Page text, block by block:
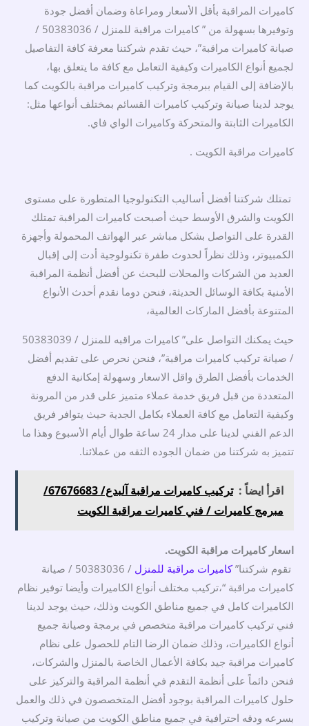
كاميرات المراقبة بأقل الأسعار ومراعاة وضمان أفضل جودة
وتوفيرها بسهولة من ” كاميرات مراقبة للمنزل / 50383036 /
صيانة كاميرات مراقبة”، حيث تقدم شركتنا معرفة كافة التفاصيل
لجميع أنواع الكاميرات وكيفية التعامل مع كافة ما يتعلق بها،
بالإضافة إلى القيام ببرمجة وتركيب كاميرات مراقبة بالكويت كما
يوجد لدينا صيانة وتركيب كاميرات القسائم بمختلف أنواعها مثل:
الكاميرات الثابتة والمتحركة وكاميرات الواي فاي.
كاميرات مراقبة الكويت .
تمتلك شركتنا أفضل أساليب التكنولوجيا المتطورة على مستوى
الكويت والشرق الأوسط حيث أصبحت كاميرات المراقبة تمتلك
القدرة على التواصل بشكل مباشر عبر الهواتف المحمولة وأجهزة
الكمبيوتر، وذلك نظراً لحدوث طفرة تكنولوجية أدت إلى إقبال
العديد من الشركات والمحلات للبحث عن أفضل أنظمة المراقبة
الأمنية بكافة الوسائل الحديثة، فنحن دوما نقدم أحدث الأنواع
المتنوعة بأفضل الماركات العالمية،
حيث يمكنك التواصل على” كاميرات مراقبه للمنزل / 50383039
/ صيانة تركيب كاميرات مراقبة”، فنحن نحرص على تقديم أفضل
الخدمات بأفضل الطرق واقل الاسعار وسهولة إمكانية الدفع
المتعددة من قبل فريق خدمة عملاء متميز على قدر من المرونة
وكيفية التعامل مع كافة العملاء بكامل الجدية حيث يتوافر فريق
الدعم الفني لدينا على مدار 24 ساعة طوال أيام الأسبوع وهذا ما
تتميز به شركتنا من ضمان الجوده الثقه من عملائنا.
اقرأ ايضاً :
تركيب كاميرات مراقبة آلبدع/ 67676683/
مبرمج كاميرات / فني كاميرات مراقبة الكويت
اسعار كاميرات مراقبة الكويت.
تقوم شركتنا”كاميرات مراقبة للمنزل
/ 50383036 / صيانة
كاميرات مراقبة “،تركيب مختلف أنواع الكاميرات وأيضا توفير نظام
الكاميرات كامل في جميع مناطق الكويت وذلك، حيث يوجد لدينا
فني تركيب كاميرات مراقبة متخصص في برمجة وصيانة جميع
أنواع الكاميرات، وذلك ضمان الرضا التام للحصول على نظام
كاميرات مراقبة جيد بكافة الأعمال الخاصة بالمنزل والشركات،
فنحن دائماً على أنظمة التقدم في أنظمة المراقبة والتركيز على
حلول كاميرات المراقبة بوجود أفضل المتخصصون في ذلك والعمل
بسرعه ودقه احترافية في جميع مناطق الكويت من صيانة وتركيب